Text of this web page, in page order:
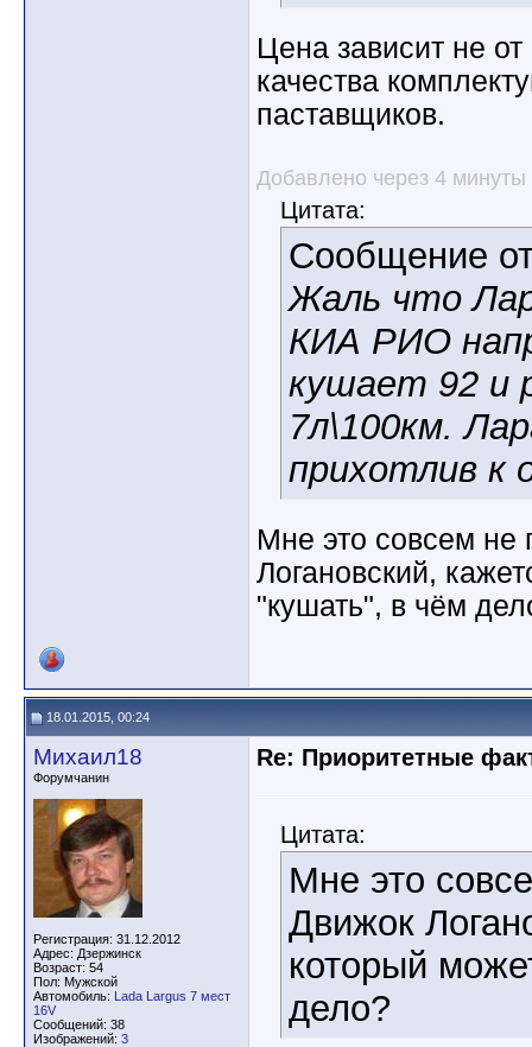
Цена зависит не
качества
паставщиков.
Добавлено через 4 минуты
Цитата:
Сообщение
Жаль что
КИА РИО
кушает 92 и
7л\100км.
прихотлив к
Мне это совсем не
Логановский,
"кушать", в чём
18.01.2015, 00:24
Михаил18
Форумчанин
Регистрация: 31.12.2012
Адрес: Дзержинск
Возраст: 54
Пол: Мужской
Автомобиль: Lada Largus 7 мест
16V
Сообщений: 38
Изображений: 3
Re: Приоритетные
Цитата:
Мне это
Движок
который
дело?